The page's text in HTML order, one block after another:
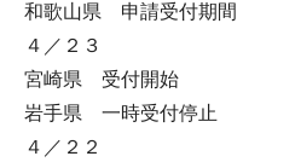
和歌山県 申請受付期間
４／２３
宮崎県 受付開始
岩手県 一時受付停止
４／２２